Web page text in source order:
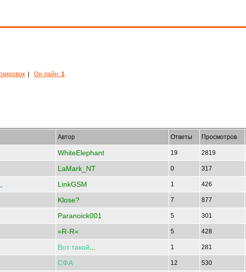
Он-лайн: 1
Автор Ответы Просмотров
WhiteElephant 19 2819
LaMark_NT 0 317
LinkGSM 1 426
Klose? 7 877
Paranoick001 5 301
=R-R= 5 428
Вот такой 1 281
СФА 12 530